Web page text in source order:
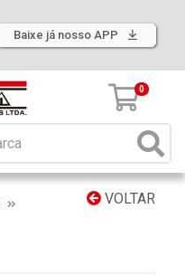
Baixe já nosso APP
0
VOLTAR